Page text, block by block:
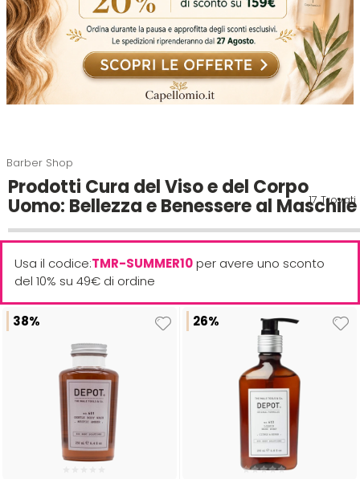
Alfaparf
Alfaparf Yellow
ALPECIN
ALPHEA
Altissima
Andis
Artego
Arya
Beox
Black Star
Brelil
Cadiveu
Cella
Colorpack
Comprof
Tinte
Maschera
Leave-In
Styling
Trattamento
Olio
Emulsioni Ossidanti
Emulsioni Permanenti
Viso e Corpo
Tinte uomo
Kit capelli e barba uomo
Make Up
Piedi
Disinfettanti
Phon
Spazzole
Capelli Ricci
Cura della Cute
Lisciante
Ristrutturante
Solare
Volume
Barber Shop
Prodotti Cura del Viso e del Corpo
Uomo: Bellezza e Benessere al Maschile
17 Trovati
Usa il codice:TMR-SUMMER10per avere uno sconto
del 10% su 49€ di ordine
38% 26%